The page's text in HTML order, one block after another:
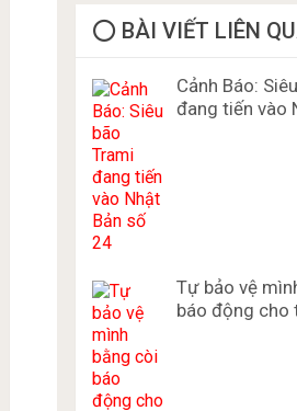
⭕️ BÀI VIẾT LIÊN
Cảnh Báo:
đang tiến vào
Tự bảo vệ
báo động cho